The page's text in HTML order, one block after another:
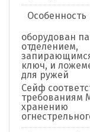
Особенность
оборудован
отделением,
ключ, и
для ружей
Сейф
требованиям
хранению